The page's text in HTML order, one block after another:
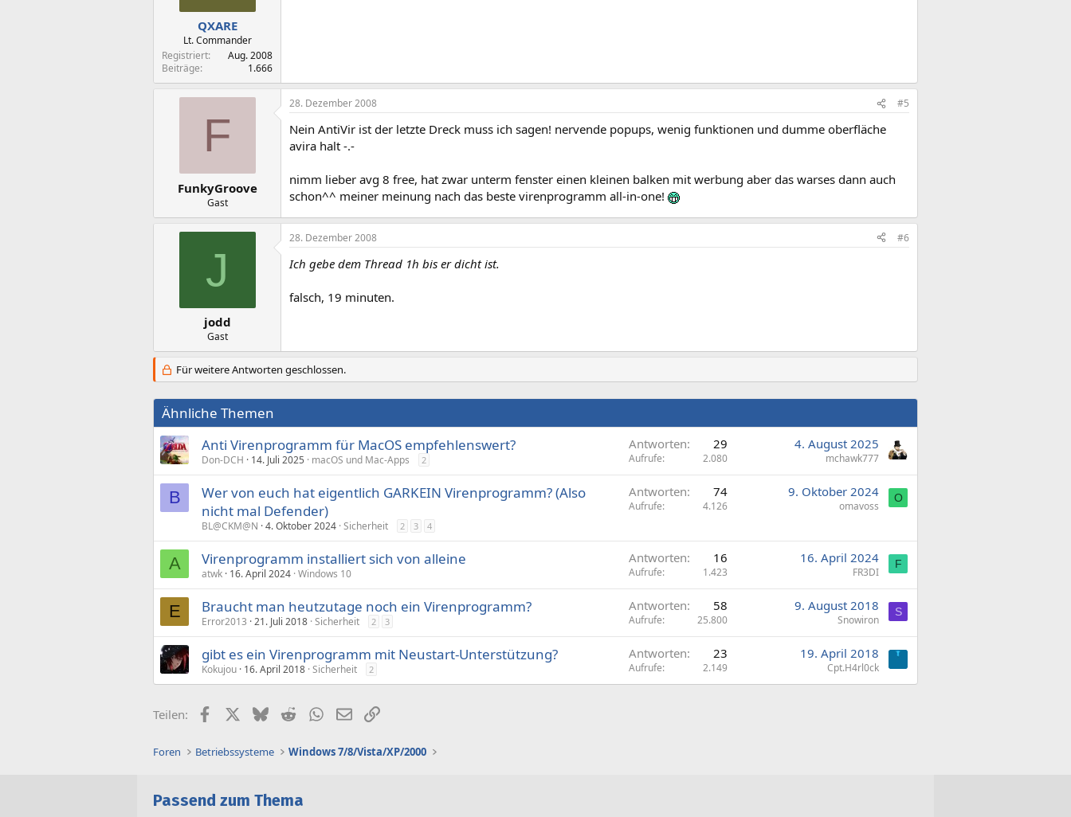
QXARE
Lt. Commander
Registriert
Aug. 2008
Beiträge
1.666
F
FunkyGroove
Gast
28. Dezember 2008 #5
Nein AntiVir ist der letzte Dreck muss ich sagen! nervende popups, wenig funktionen und dumme oberfläche
avira halt -.-
nimm lieber avg 8 free, hat zwar unterm fenster einen kleinen balken mit werbung aber das warses dann auch
schon^^ meiner meinung nach das beste virenprogramm all-in-one!
J
jodd
Gast
28. Dezember 2008 #6
Ich gebe dem Thread 1h bis er dicht ist.
falsch, 19 minuten.
Für weitere Antworten geschlossen.
Ähnliche Themen
Anti Virenprogramm für MacOS empfehlenswert?
Don-DCH 14. Juli 2025 macOS und Mac-Apps 2
Antworten 29
Aufrufe 2.080
4. August 2025
mchawk777
B
Wer von euch hat eigentlich GARKEIN Virenprogramm? (Also
nicht mal Defender)
BL@CKM@N 4. Oktober 2024 Sicherheit 2 3 4
Antworten 74
Aufrufe 4.126
9. Oktober 2024
omavoss
O
A Virenprogramm installiert sich von alleine
atwk 16. April 2024 Windows 10
Antworten 16
Aufrufe 1.423
16. April 2024
FR3DI
F
E Braucht man heutzutage noch ein Virenprogramm?
Error2013 21. Juli 2018 Sicherheit 2 3
Antworten 58
Aufrufe 25.800
9. August 2018
Snowiron
S
gibt es ein Virenprogramm mit Neustart-Unterstützung?
Kokujou 16. April 2018 Sicherheit 2
Antworten 23
Aufrufe 2.149
19. April 2018
Cpt.H4rl0ck
Teilen: FacebookX (Twitter)
BlueskyRedditWhatsApp
E-MailLink
Foren Betriebssysteme Windows 7/8/Vista/XP/2000
Passend zum Thema